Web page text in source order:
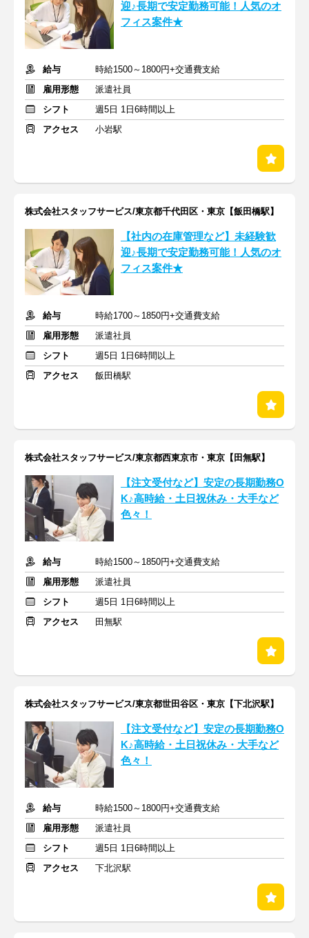
迎♪長期で安定勤務可能！人気のオ
フィス案件★
給与
時給1500～1800円+交通費支給
雇用形態
派遣社員
シフト
週5日 1日6時間以上
アクセス
小岩駅
株式会社スタッフサービス/東京都千代田区・東京【飯田橋駅】
【社内の在庫管理など】未経験歓
迎♪長期で安定勤務可能！人気のオ
フィス案件★
給与
時給1700～1850円+交通費支給
雇用形態
派遣社員
シフト
週5日 1日6時間以上
アクセス
飯田橋駅
株式会社スタッフサービス/東京都西東京市・東京【田無駅】
【注文受付など】安定の長期勤務O
K♪高時給・土日祝休み・大手など
色々！
給与
時給1500～1850円+交通費支給
雇用形態
派遣社員
シフト
週5日 1日6時間以上
アクセス
田無駅
株式会社スタッフサービス/東京都世田谷区・東京【下北沢駅】
【注文受付など】安定の長期勤務O
K♪高時給・土日祝休み・大手など
色々！
給与
時給1500～1800円+交通費支給
雇用形態
派遣社員
シフト
週5日 1日6時間以上
アクセス
下北沢駅